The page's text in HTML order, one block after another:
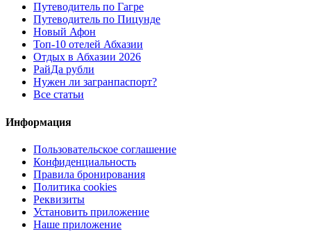
Путеводитель по Гагре
Путеводитель по Пицунде
Новый Афон
Топ-10 отелей Абхазии
Отдых в Абхазии 2026
РайДа рубли
Нужен ли загранпаспорт?
Все статьи
Информация
Пользовательское соглашение
Конфиденциальность
Правила бронирования
Политика cookies
Реквизиты
Установить приложение
Наше приложение